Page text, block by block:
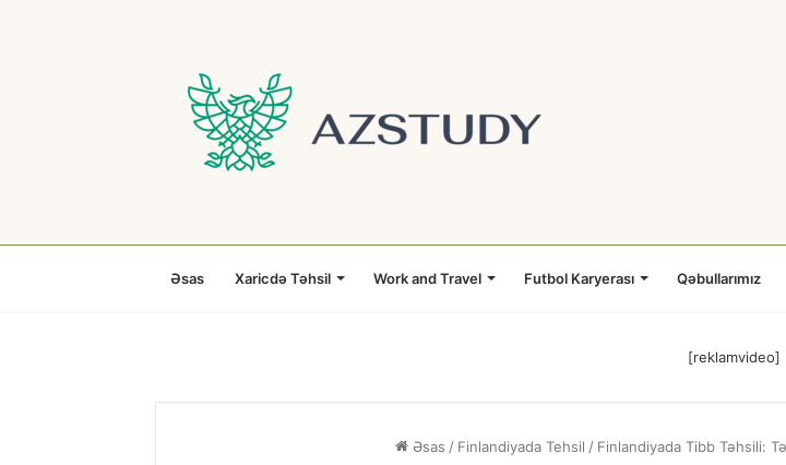
Əsas Xaricdə Təhsil Work and Travel Futbol Karyerası Qəbullarımız
[reklamvideo]
Əsas / Finlandiyada Tehsil / Finlandiyada Tibb Təhsili: